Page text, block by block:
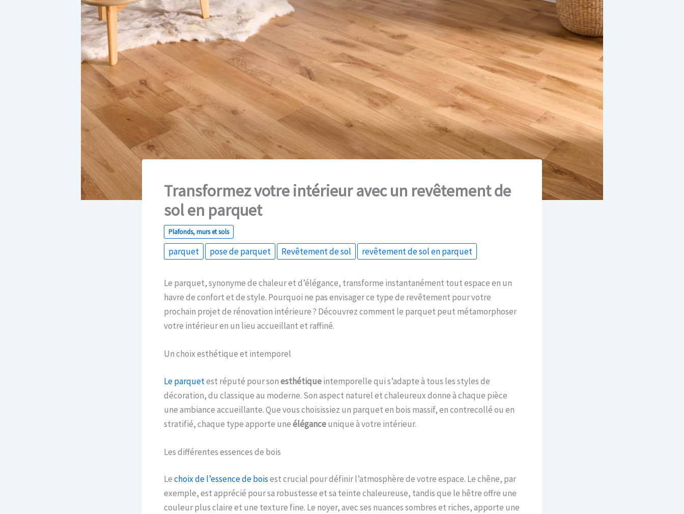
Transformez votre intérieur avec un revêtement de
sol en parquet
Plafonds, murs et sols
parquet pose de parquet Revêtement de sol revêtement de sol en parquet
Le parquet, synonyme de chaleur et d’élégance, transforme instantanément tout espace en un
havre de confort et de style. Pourquoi ne pas envisager ce type de revêtement pour votre
prochain projet de rénovation intérieure ? Découvrez comment le parquet peut métamorphoser
votre intérieur en un lieu accueillant et raffiné.
Un choix esthétique et intemporel
Le parquetest réputé pour sonesthétiqueintemporelle qui s’adapte à tous les styles de
décoration, du classique au moderne. Son aspect naturel et chaleureux donne à chaque pièce
une ambiance accueillante. Que vous choisissiez un parquet en bois massif, en contrecollé ou en
stratifié, chaque type apporte uneéléganceunique à votre intérieur.
Les différentes essences de bois
Lechoix de l’essence de boisest crucial pour définir l’atmosphère de votre espace. Le chêne, par
exemple, est apprécié pour sa robustesse et sa teinte chaleureuse, tandis que le hêtre offre une
couleur plus claire et une texture fine. Le noyer, avec ses nuances sombres et riches, apporte une